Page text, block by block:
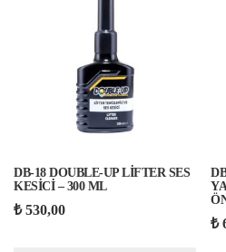
DB-18 DOUBLE-UP LİFTER SES
KESİCİ – 300 ML
₺530,00
₺